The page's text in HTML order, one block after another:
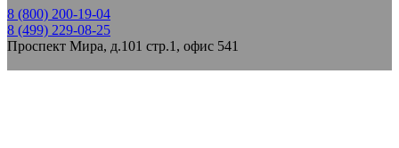
8 (800) 200-19-04
8 (499) 229-08-25
Проспект Мира, д.101 стр.1, офис 541